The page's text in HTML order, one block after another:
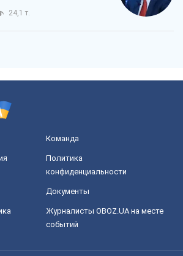
24,1 т.
Команда
Политика
конфиденциальности
Документы
Журналисты OBOZ.UA на месте
событий